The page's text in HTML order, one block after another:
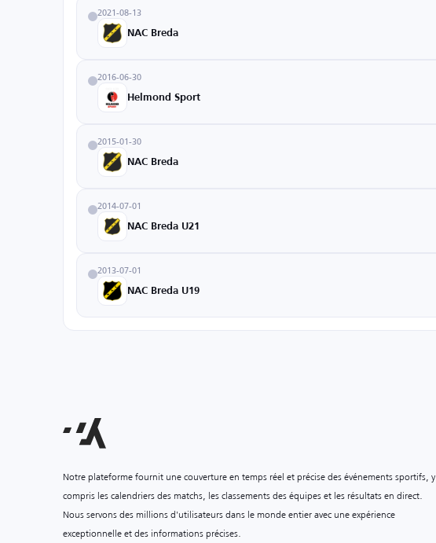
2021-08-13
NAC Breda
2016-06-30
Helmond Sport
2015-01-30
NAC Breda
2014-07-01
NAC Breda U21
2013-07-01
NAC Breda U19
Notre plateforme fournit une couverture en temps réel et précise des événements sportifs, y
compris les calendriers des matchs, les classements des équipes et les résultats en direct.
Nous servons des millions d'utilisateurs dans le monde entier avec une expérience
exceptionnelle et des informations précises.